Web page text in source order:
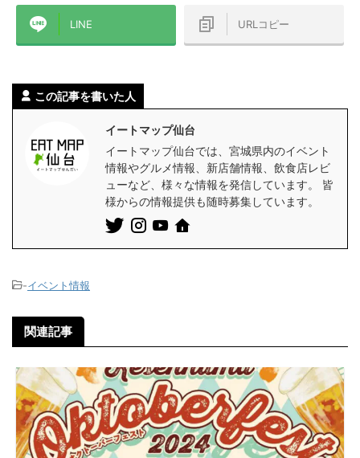
LINE URLコピー
この記事を書いた人
イートマップ仙台
イートマップ仙台では、宮城県内のイベント
情報やグルメ情報、新店舗情報、飲食店レビ
ューなど、様々な情報を発信しています。 皆
様からの情報提供も随時募集しています。
-イベント情報
関連記事